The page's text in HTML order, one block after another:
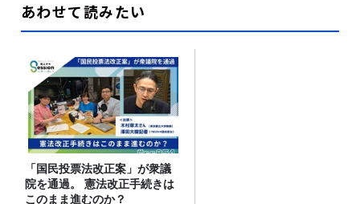
あわせて読みたい
「国民投票法改正案」が衆議
院を通過。 憲法改正手続きは
このまま進むのか？